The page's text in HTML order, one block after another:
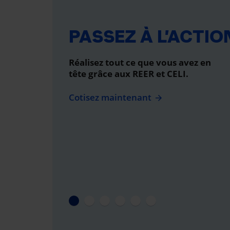
PASSEZ À
Réalisez tout ce que vous avez en
tête grâce aux REER et CELI.
Cotisez maintenant